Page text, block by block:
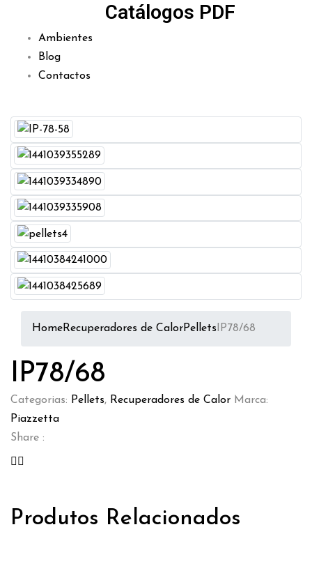
Catálogos PDF
Ambientes
Blog
Contactos
HomeRecuperadores de CalorPellets IP78/68
IP78/68
Categorias: Pellets, Recuperadores de Calor Marca:
Piazzetta
Share :
Produtos Relacionados